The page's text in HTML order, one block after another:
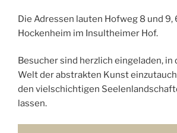
Die Adressen lauten Hofweg 8 und 9,
Hockenheim im Insultheimer Hof.
Besucher sind herzlich eingeladen, in
Welt der abstrakten Kunst
den vielschichtigen
lassen.